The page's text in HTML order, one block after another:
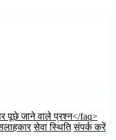
पूछे जाने वाले प्रश्न</faq>
सेवा स्थिति संपर्क करें